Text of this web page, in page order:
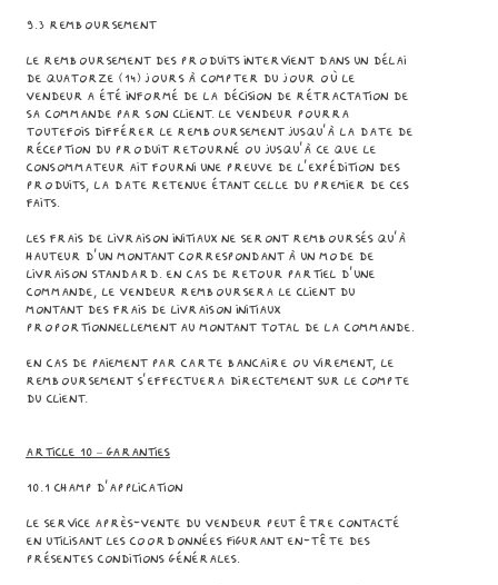
9.3 Remboursement
Le remboursement des Produits intervient dans un délai
de quatorze (14) jours à compter du jour où le
Vendeur a été informé de la décision de rétractation de
sa commande par son Client. Le Vendeur pourra
toutefois différer le remboursement jusqu’à la date de
réception du Produit retourné ou jusqu’à ce que le
consommateur ait fourni une preuve de l’expédition des
Produits, la date retenue étant celle du premier de ces
faits.
Les frais de livraison initiaux ne seront remboursés qu’à
hauteur d’un montant correspondant à un mode de
livraison standard. En cas de retour partiel d'une
commande, le Vendeur remboursera le Client du
montant des frais de livraison initiaux
proportionnellement au montant total de la commande.
En cas de paiement par carte bancaire ou virement, le
remboursement s’effectuera directement sur le compte
du Client.
Article 10 – GARANTIES
10.1 Champ d’application
Le service après-vente du Vendeur peut être contacté
en utilisant les coordonnées figurant en-tête des
présentes Conditions Générales.